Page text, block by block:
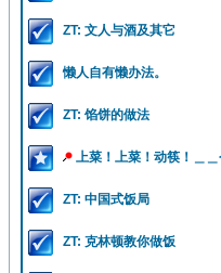
ZT: 文人与酒及其它
懒人自有懒办法。
ZT: 馅饼的做法
上菜！上菜！动筷！＿＿
ZT: 中国式饭局
ZT: 克林顿教你做饭